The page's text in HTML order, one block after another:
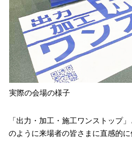
実際の会場の様子
「出力・加工・施工ワンストップ
のように来場者の皆さまに直感的に